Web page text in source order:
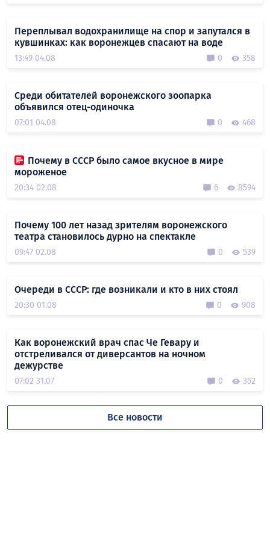
Переплывал водохранилище на спор и запутался в
кувшинках: как воронежцев спасают на воде
13:49 04.08 0 358
Среди обитателей воронежского зоопарка
объявился отец-одиночка
07:01 04.08 0 468
Почему в СССР было самое вкусное в мире
мороженое
20:34 02.08 6 8594
Почему 100 лет назад зрителям воронежского
театра становилось дурно на спектакле
09:47 02.08 0 539
Очереди в СССР: где возникали и кто в них стоял
20:30 01.08 0 908
Как воронежский врач спас Че Гевару и
отстреливался от диверсантов на ночном
дежурстве
07:02 31.07 0 352
Все новости